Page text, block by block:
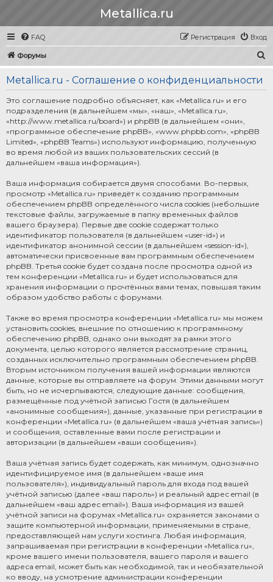
Metallica.ru
FAQ Вход
Регистрация
Форумы
Metallica.ru - Соглашение о конфиденциальности
Это соглашение подробно объясняет, как «Metallica.ru» и его
подразделения (в дальнейшем «мы», «наш», «Metallica.ru»,
«http://www.metallica.ru/board») и phpBB (в дальнейшем «они»,
«программное обеспечение phpBB», «www.phpbb.com», «phpBB
Limited», «phpBB Teams») используют информацию, полученную
во время любой из ваших пользовательских сессий (в
дальнейшем «ваша информация»).
Ваша информация собирается двумя способами. Во-первых,
просмотр «Metallica.ru» приведёт к созданию программным
обеспечением phpBB определённого числа cookies (небольшие
текстовые файлы, загружаемые в папку временных файлов
вашего браузера). Первые две cookie содержат только
идентификатор пользователя (в дальнейшем «user-id») и
идентификатор анонимной сессии (в дальнейшем «session-id»),
автоматически присвоенные вам программным обеспечением
phpBB. Третья cookie будет создана после просмотра одной из
тем конференции «Metallica.ru» и будет использоваться для
хранения информации о прочтённых вами темах, повышая таким
образом удобство работы с форумами.
Также во время просмотра конференции «Metallica.ru» мы можем
установить cookies, внешние по отношению к программному
обеспечению phpBB, однако они выходят за рамки этого
документа, целью которого является рассмотрение страниц,
созданных исключительно программным обеспечением phpBB.
Вторым источником получения вашей информации являются
данные, которые вы отправляете на форум. Этими данными могут
быть, но не исчерпываются, следующие данные: сообщения,
размещённые под учётной записью Гостя (в дальнейшем
«анонимные сообщения»), данные, указанные при регистрации в
конференции «Metallica.ru» (в дальнейшем «ваша учётная запись»)
и сообщения, оставленные вами после регистрации и
авторизации (в дальнейшем «ваши сообщения»).
Ваша учётная запись будет содержать, как минимум, однозначно
идентифицируемое имя (в дальнейшем «ваше имя
пользователя»), индивидуальный пароль для входа под вашей
учётной записью (далее «ваш пароль») и реальный адрес email (в
дальнейшем «ваш адрес email»). Ваша информация из вашей
учётной записи на форумах «Metallica.ru» охраняется законами о
защите компьютерной информации, применяемыми в стране,
предоставляющей нам услуги хостинга. Любая информация,
запрашиваемая при регистрации в конференции «Metallica.ru»,
кроме вашего имени пользователя, вашего пароля и вашего
адреса email, может быть как необходимой, так и необязательной
ко вводу, на усмотрение администрации конференции